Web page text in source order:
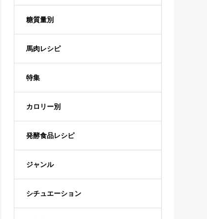
糖質量別
馬肉レシピ
特集
カロリー別
発酵食品レシピ
ジャンル
シチュエーション